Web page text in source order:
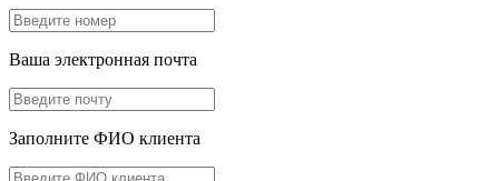
Ваша электронная почта
Заполните ФИО клиента